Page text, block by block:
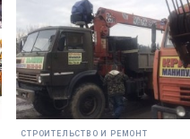
СТРОИТЕЛЬСТВО И РЕМОНТ